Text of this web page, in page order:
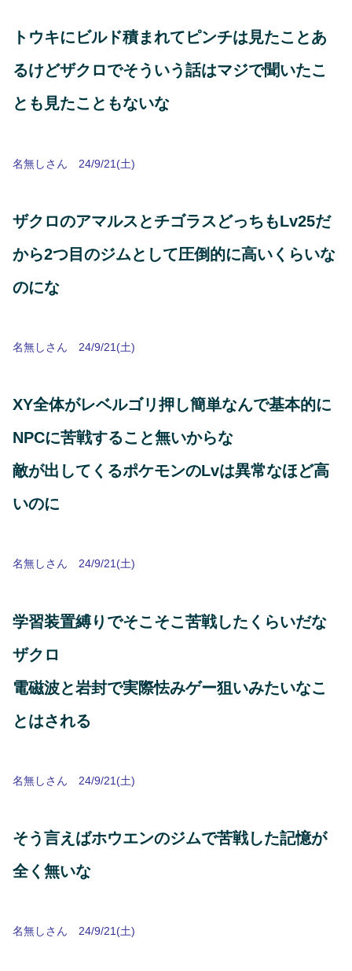
トウキにビルド積まれてピンチは見たことあ
るけどザクロでそういう話はマジで聞いたこ
とも見たこともないな
名無しさん 24/9/21(土)
ザクロのアマルスとチゴラスどっちもLv25だ
から2つ目のジムとして圧倒的に高いくらいな
のにな
名無しさん 24/9/21(土)
XY全体がレベルゴリ押し簡単なんで基本的に
NPCに苦戦すること無いからな
敵が出してくるポケモンのLvは異常なほど高
いのに
名無しさん 24/9/21(土)
学習装置縛りでそこそこ苦戦したくらいだな
ザクロ
電磁波と岩封で実際怯みゲー狙いみたいなこ
とはされる
名無しさん 24/9/21(土)
そう言えばホウエンのジムで苦戦した記憶が
全く無いな
名無しさん 24/9/21(土)